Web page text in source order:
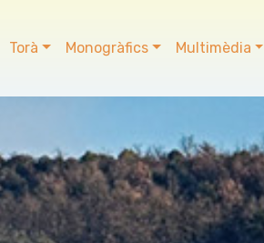
Torà Monogràfics Multimèdia